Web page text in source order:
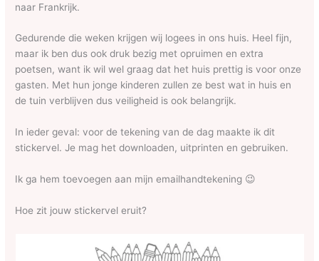
naar Frankrijk.
Gedurende die weken krijgen wij logees in ons huis. Heel fijn,
maar ik ben dus ook druk bezig met opruimen en extra
poetsen, want ik wil wel graag dat het huis prettig is voor onze
gasten. Met hun jonge kinderen zullen ze best wat in huis en
de tuin verblijven dus veiligheid is ook belangrijk.
In ieder geval: voor de tekening van de dag maakte ik dit
stickervel. Je mag het downloaden, uitprinten en gebruiken.
Ik ga hem toevoegen aan mijn emailhandtekening 😉
Hoe zit jouw stickervel eruit?